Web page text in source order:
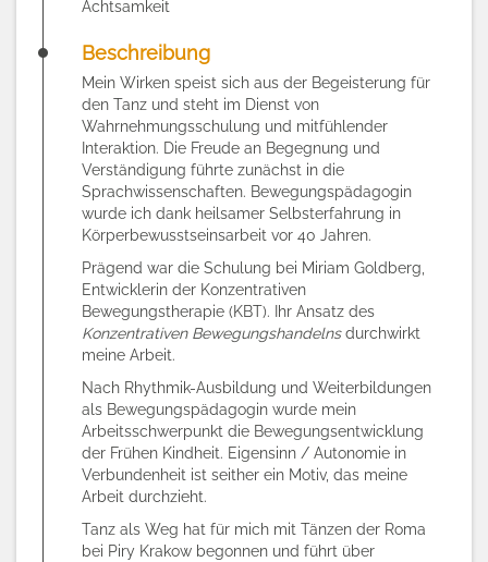
Achtsamkeit
Beschreibung
Mein Wirken speist sich aus der Begeisterung für
den Tanz und steht im Dienst von
Wahrnehmungsschulung und mitfühlender
Interaktion. Die Freude an Begegnung und
Verständigung führte zunächst in die
Sprachwissenschaften. Bewegungspädagogin
wurde ich dank heilsamer Selbsterfahrung in
Körperbewusstseinsarbeit vor 40 Jahren.
Prägend war die Schulung bei Miriam Goldberg,
Entwicklerin der Konzentrativen
Bewegungstherapie (KBT). Ihr Ansatz des
Konzentrativen Bewegungshandelnsdurchwirkt
meine Arbeit.
Nach Rhythmik-Ausbildung und Weiterbildungen
als Bewegungspädagogin wurde mein
Arbeitsschwerpunkt die Bewegungsentwicklung
der Frühen Kindheit. Eigensinn / Autonomie in
Verbundenheit ist seither ein Motiv, das meine
Arbeit durchzieht.
Tanz als Weg hat für mich mit Tänzen der Roma
bei Piry Krakow begonnen und führt über